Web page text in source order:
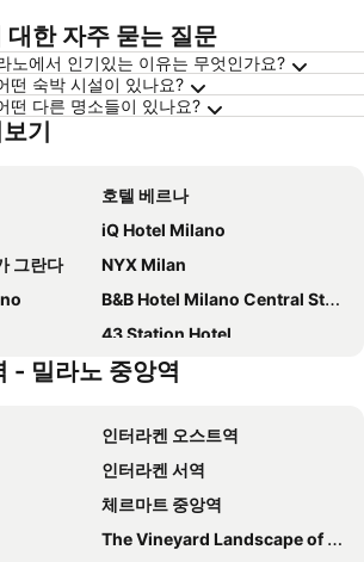
대한 자주 묻는 질문
노에서 인기있는 이유는 무엇인가요?
떤 숙박 시설이 있나요?
떤 다른 명소들이 있나요?
기
호텔 베르나
iQ Hotel Milano
그란다
NYX Milan
B&B Hotel Milano Central Station
43 Station Hotel
GalFa
Hd8 Hotel Milano
Hotel Delle Nazioni
호텔 베르니나
Hotel Eva
Joy 124 Hotel Milano
- 밀라노 중앙역
인터라켄 오스트역
인터라켄 서역
체르마트 중앙역
The Vineyard Landscape of Piedmont Langhe-Roero and Monferrato